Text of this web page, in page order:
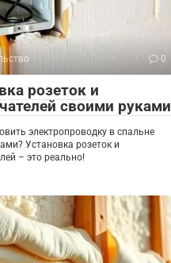
0
розеток и
своими руками
электропроводку в спальне
Установка розеток и
– это реально!